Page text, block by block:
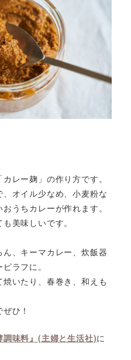
レー麹」の作り方です。
オイル少なめ、小麦粉な
うちカレーが作れます。
美味しいです。
、キーマカレー、炊飯器
ラフに。
いたり、春巻き、和えも
ひ！
味料』(主婦と生活社)に